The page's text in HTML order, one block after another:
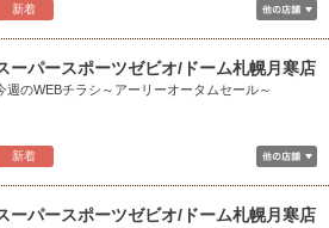
新着
新着
ーパースポーツゼビオ/ドーム札幌月寒店
週のWEBチラシ～アーリーオータムセール～
ーパースポーツゼビオ/ドーム札幌月寒店